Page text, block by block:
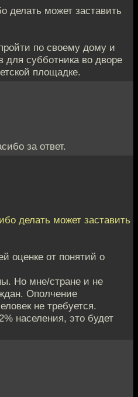
делать может заставить
по своему дому и
для субботника во дворе
площадке.
за ответ.
делать может заставить
оценке от понятий о
Но мне/стране и не
Ополчение
не требуется.
населения, это будет